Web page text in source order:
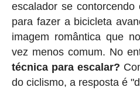
escalador se
para fazer a bicicleta
imagem romântica que
vez menos comum. No
técnica para escalar?
do ciclismo, a resposta é